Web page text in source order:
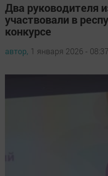
Два руководителя
участвовали в
конкурсе
автор, 1 января 2026 - 08:37